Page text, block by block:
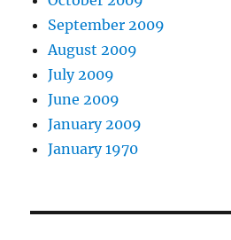
September 2009
August 2009
July 2009
June 2009
January 2009
January 1970